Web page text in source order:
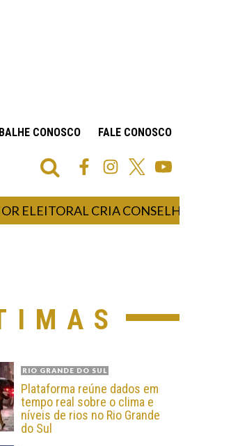
CONOSCO FALE CONOSCO
CRIA CONSELHO PARA
RIO GRANDE DO SUL
Plataforma reúne dados em
tempo real sobre o clima e
níveis de rios no Rio Grande
do Sul